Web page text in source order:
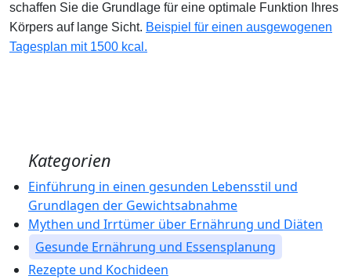
schaffen Sie die Grundlage für eine optimale Funktion Ihres
Körpers auf lange Sicht. Beispiel für einen ausgewogenen
Tagesplan mit 1500 kcal.
Kategorien
Einführung in einen gesunden Lebensstil und
Grundlagen der Gewichtsabnahme
Mythen und Irrtümer über Ernährung und Diäten
Gesunde Ernährung und Essensplanung
Rezepte und Kochideen